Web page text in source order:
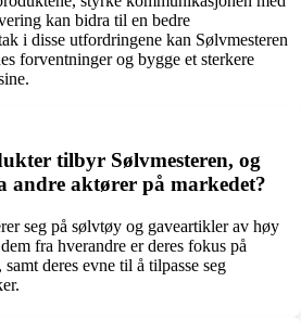
kan bidra til en bedre
i disse utfordringene kan Sølvmesteren
forventninger og bygge et sterkere
tilbyr Sølvmesteren, og
andre aktører på markedet?
seg på sølvtøy og gaveartikler av høy
fra hverandre er deres fokus på
deres evne til å tilpasse seg